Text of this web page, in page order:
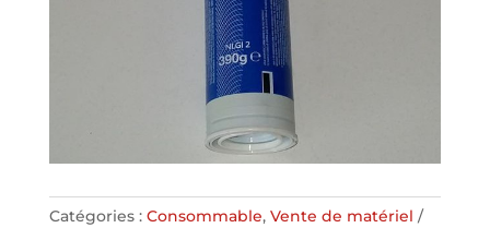
Catégories : Consommable, Vente de matériel